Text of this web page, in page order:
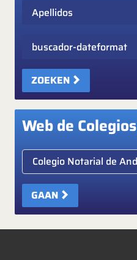
ZOEKEN
Web de Colegios
Elige colegio notarial
GAAN